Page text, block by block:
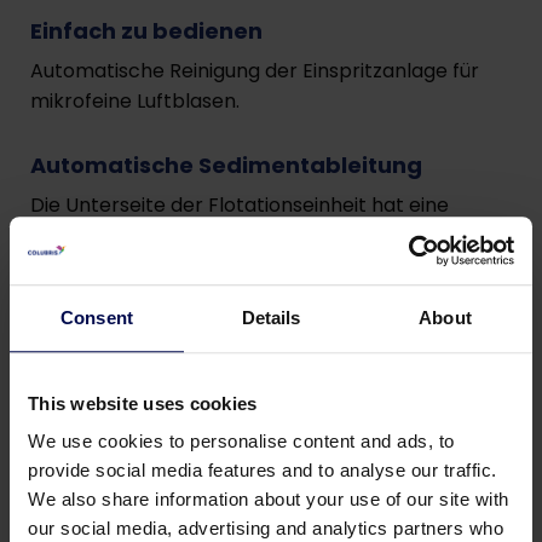
Consent Details About
This website uses cookies
We use cookies to personalise content and ads, to
provide social media features and to analyse our traffic.
We also share information about your use of our site with
our social media, advertising and analytics partners who
Einfach zu bedienen
Automatische Reinigung der Einspritzanlage für
mikrofeine Luftblasen.
Automatische Sedimentableitung
Die Unterseite der Flotationseinheit hat eine
Schlammschnecke, die das Sediment automatisch
Relativ trockener Schlamm
Räumerantrieb mit niedriger Geschwindigkeit
ermöglichen eine effektive
Schlammentwässerung.
Selbstreinigende Belüftungsdüsen